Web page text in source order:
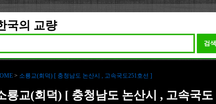
국의 교량
검색
> 소룡교(회덕) [ 충청남도 논산시 , 고속국도251호선 ]
룡교(회덕) [ 충청남도 논산시 , 고속국도